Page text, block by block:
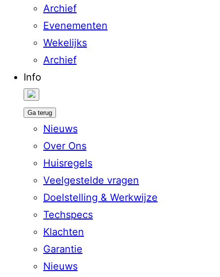
Archief
Evenementen
Wekelijks
Archief
Info
Ga terug
Nieuws
Over Ons
Huisregels
Veelgestelde vragen
Doelstelling & Werkwijze
Techspecs
Klachten
Garantie
Nieuws